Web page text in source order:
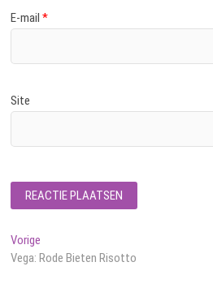
E-mail*
Site
Bericht
navigatie
Vorige
bericht:
Vega: Rode Bieten Risotto